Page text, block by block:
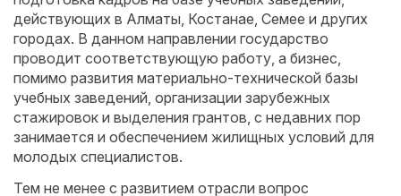
действующих в Алматы, Костанае, Семее и других
городах. В данном направлении государство
проводит соответствующую работу, а бизнес,
помимо развития материально-технической базы
учебных заведений, организации зарубежных
стажировок и выделения грантов, с недавних пор
занимается и обеспечением жилищных условий для
молодых специалистов.
Тем не менее с развитием отрас­ли вопрос